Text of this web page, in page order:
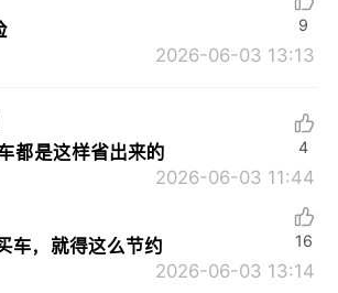
2026-06-03 13:13
9
都是这样省出来的
2026-06-03 11:44
4
车，就得这么节约
2026-06-03 13:14
16